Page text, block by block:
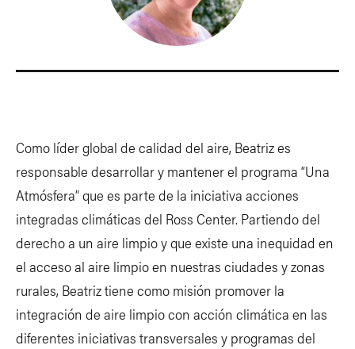
Como líder global de calidad del aire, Beatriz es
responsable desarrollar y mantener el programa “Una
Atmósfera” que es parte de la iniciativa acciones
integradas climáticas del Ross Center. Partiendo del
derecho a un aire limpio y que existe una inequidad en
el acceso al aire limpio en nuestras ciudades y zonas
rurales, Beatriz tiene como misión promover la
integración de aire limpio con acción climática en las
diferentes iniciativas transversales y programas del